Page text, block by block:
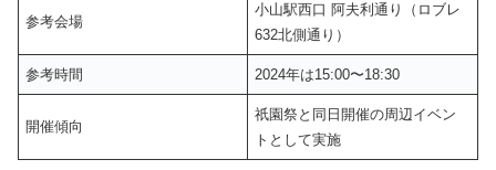
参考会場
小山駅西口 阿夫利通り（ロブレ
632北側通り）
参考時間 2024年は15:00〜18:30
開催傾向
祇園祭と同日開催の周辺イベン
トとして実施